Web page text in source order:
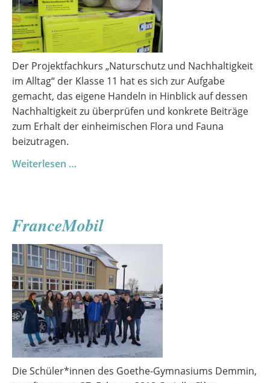
Der Projektfachkurs „Naturschutz und Nachhaltigkeit
im Alltag“ der Klasse 11 hat es sich zur Aufgabe
gemacht, das eigene Handeln in Hinblick auf dessen
Nachhaltigkeit zu überprüfen und konkrete Beiträge
zum Erhalt der einheimischen Flora und Fauna
beizutragen.
Weiterlesen …
Mehlschwalben
FranceMobil
Die Schüler*innen des Goethe-Gymnasiums Demmin,